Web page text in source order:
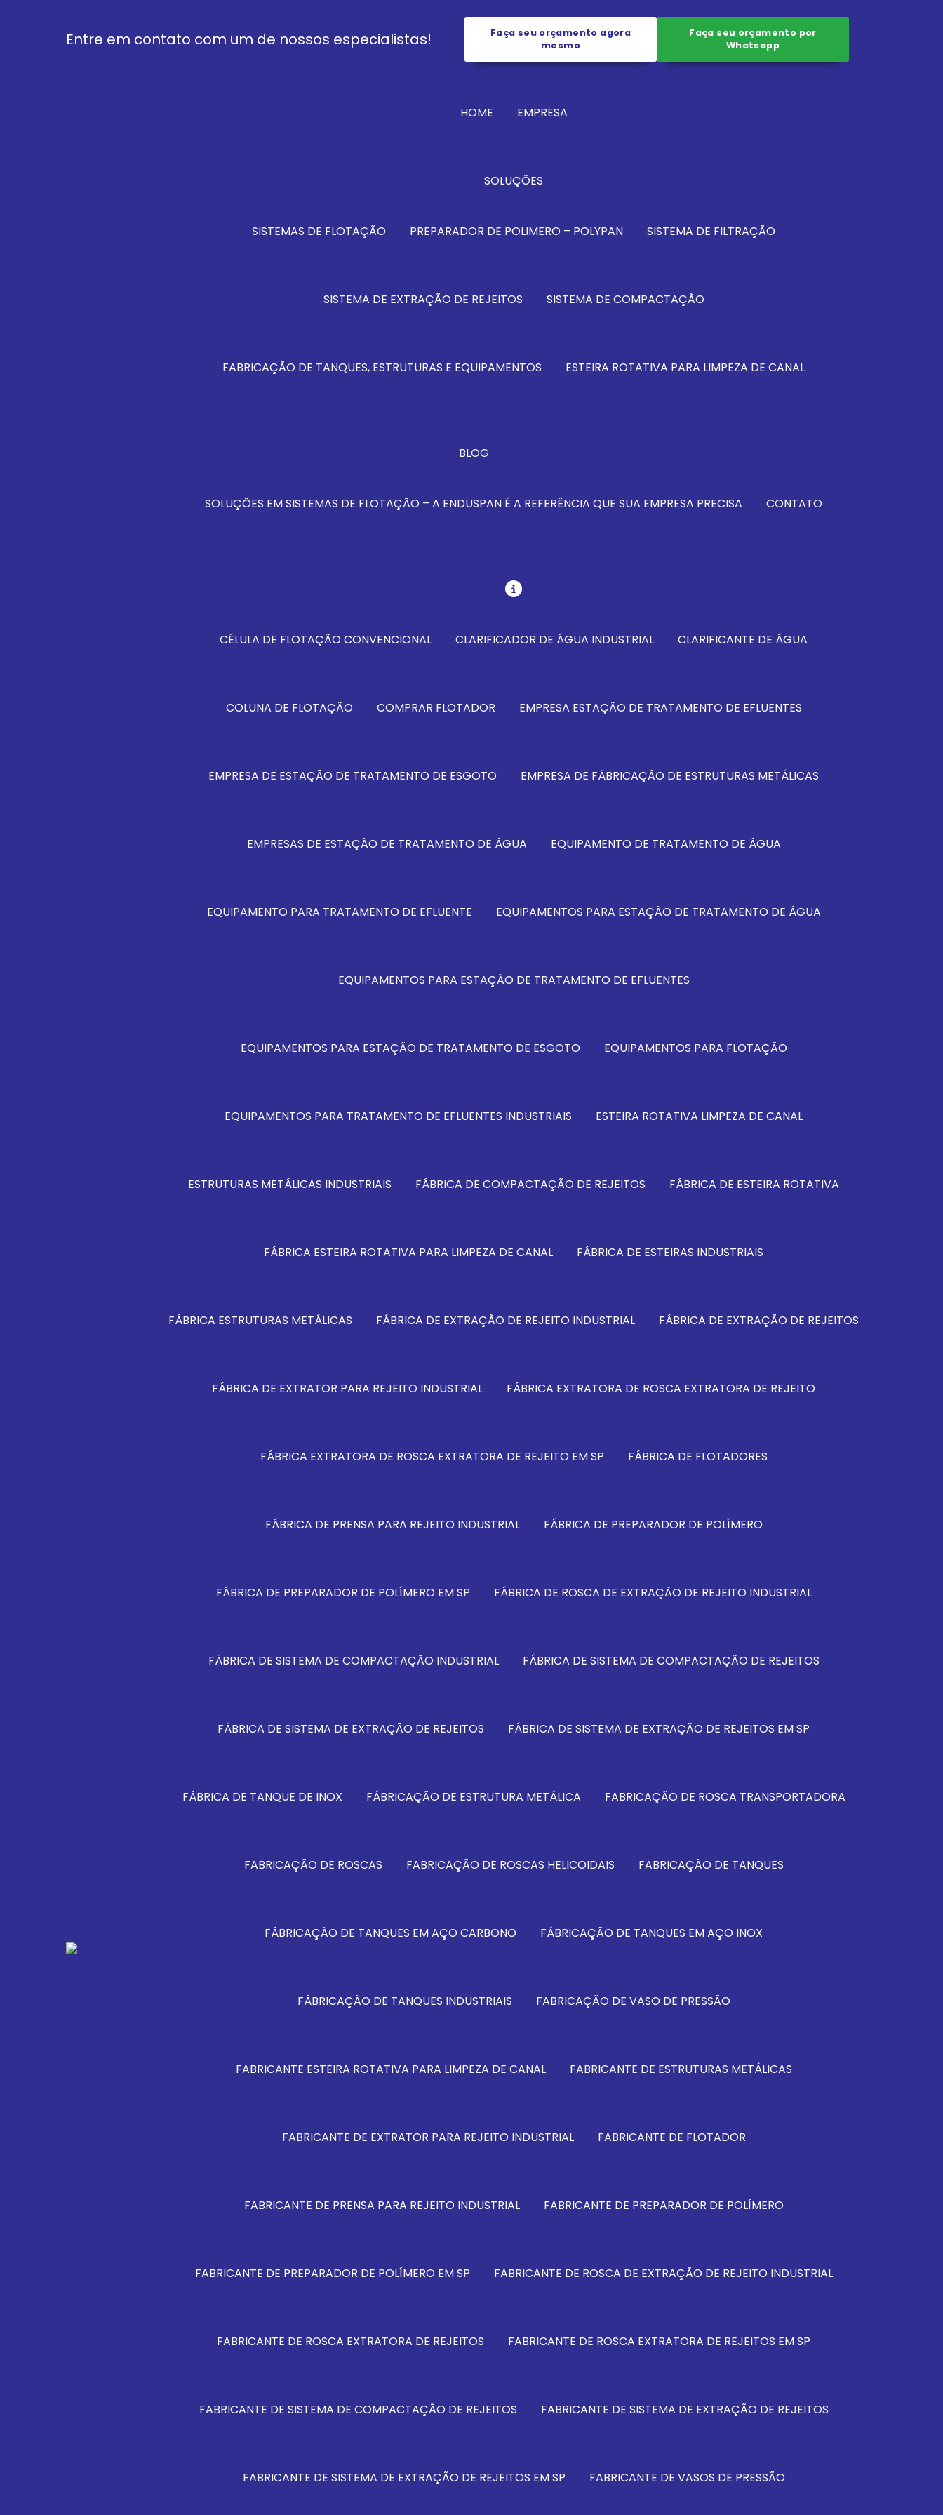
Entre em contato com um de nossos especialistas!
Faça seu orçamento agora
mesmo
Faça seu orçamento por
Whatsapp
HOME EMPRESA
SOLUÇÕES
SISTEMAS DE FLOTAÇÃO PREPARADOR DE POLIMERO – POLYPAN SISTEMA DE FILTRAÇÃO
SISTEMA DE EXTRAÇÃO DE REJEITOS SISTEMA DE COMPACTAÇÃO
FABRICAÇÃO DE TANQUES, ESTRUTURAS E EQUIPAMENTOS ESTEIRA ROTATIVA PARA LIMPEZA DE CANAL
BLOG
SOLUÇÕES EM SISTEMAS DE FLOTAÇÃO – A ENDUSPAN É A REFERÊNCIA QUE SUA EMPRESA PRECISA CONTATO
CÉLULA DE FLOTAÇÃO CONVENCIONAL CLARIFICADOR DE ÁGUA INDUSTRIAL CLARIFICANTE DE ÁGUA
COLUNA DE FLOTAÇÃO COMPRAR FLOTADOR EMPRESA ESTAÇÃO DE TRATAMENTO DE EFLUENTES
EMPRESA DE ESTAÇÃO DE TRATAMENTO DE ESGOTO EMPRESA DE FÁBRICAÇÃO DE ESTRUTURAS METÁLICAS
EMPRESAS DE ESTAÇÃO DE TRATAMENTO DE ÁGUA EQUIPAMENTO DE TRATAMENTO DE ÁGUA
EQUIPAMENTO PARA TRATAMENTO DE EFLUENTE EQUIPAMENTOS PARA ESTAÇÃO DE TRATAMENTO DE ÁGUA
EQUIPAMENTOS PARA ESTAÇÃO DE TRATAMENTO DE EFLUENTES
EQUIPAMENTOS PARA ESTAÇÃO DE TRATAMENTO DE ESGOTO EQUIPAMENTOS PARA FLOTAÇÃO
EQUIPAMENTOS PARA TRATAMENTO DE EFLUENTES INDUSTRIAIS ESTEIRA ROTATIVA LIMPEZA DE CANAL
ESTRUTURAS METÁLICAS INDUSTRIAIS FÁBRICA DE COMPACTAÇÃO DE REJEITOS FÁBRICA DE ESTEIRA ROTATIVA
FÁBRICA ESTEIRA ROTATIVA PARA LIMPEZA DE CANAL FÁBRICA DE ESTEIRAS INDUSTRIAIS
FÁBRICA ESTRUTURAS METÁLICAS FÁBRICA DE EXTRAÇÃO DE REJEITO INDUSTRIAL FÁBRICA DE EXTRAÇÃO DE REJEITOS
FÁBRICA DE EXTRATOR PARA REJEITO INDUSTRIAL FÁBRICA EXTRATORA DE ROSCA EXTRATORA DE REJEITO
FÁBRICA EXTRATORA DE ROSCA EXTRATORA DE REJEITO EM SP FÁBRICA DE FLOTADORES
FÁBRICA DE PRENSA PARA REJEITO INDUSTRIAL FÁBRICA DE PREPARADOR DE POLÍMERO
FÁBRICA DE PREPARADOR DE POLÍMERO EM SP FÁBRICA DE ROSCA DE EXTRAÇÃO DE REJEITO INDUSTRIAL
FÁBRICA DE SISTEMA DE COMPACTAÇÃO INDUSTRIAL FÁBRICA DE SISTEMA DE COMPACTAÇÃO DE REJEITOS
FÁBRICA DE SISTEMA DE EXTRAÇÃO DE REJEITOS FÁBRICA DE SISTEMA DE EXTRAÇÃO DE REJEITOS EM SP
FÁBRICA DE TANQUE DE INOX FÁBRICAÇÃO DE ESTRUTURA METÁLICA FABRICAÇÃO DE ROSCA TRANSPORTADORA
FABRICAÇÃO DE ROSCAS FABRICAÇÃO DE ROSCAS HELICOIDAIS FABRICAÇÃO DE TANQUES
FÁBRICAÇÃO DE TANQUES EM AÇO CARBONO FÁBRICAÇÃO DE TANQUES EM AÇO INOX
FÁBRICAÇÃO DE TANQUES INDUSTRIAIS FABRICAÇÃO DE VASO DE PRESSÃO
FABRICANTE ESTEIRA ROTATIVA PARA LIMPEZA DE CANAL FABRICANTE DE ESTRUTURAS METÁLICAS
FABRICANTE DE EXTRATOR PARA REJEITO INDUSTRIAL FABRICANTE DE FLOTADOR
FABRICANTE DE PRENSA PARA REJEITO INDUSTRIAL FABRICANTE DE PREPARADOR DE POLÍMERO
FABRICANTE DE PREPARADOR DE POLÍMERO EM SP FABRICANTE DE ROSCA DE EXTRAÇÃO DE REJEITO INDUSTRIAL
FABRICANTE DE ROSCA EXTRATORA DE REJEITOS FABRICANTE DE ROSCA EXTRATORA DE REJEITOS EM SP
FABRICANTE DE SISTEMA DE COMPACTAÇÃO DE REJEITOS FABRICANTE DE SISTEMA DE EXTRAÇÃO DE REJEITOS
FABRICANTE DE SISTEMA DE EXTRAÇÃO DE REJEITOS EM SP FABRICANTE DE VASOS DE PRESSÃO